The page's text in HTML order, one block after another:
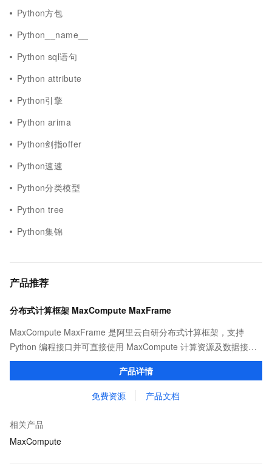
Python方包
Python__name__
Python sql语句
Python attribute
Python引擎
Python arima
Python剑指offer
Python速速
Python分类模型
Python tree
Python集锦
产品推荐
分布式计算框架 MaxCompute MaxFrame
MaxCompute MaxFrame 是阿里云自研分布式计算框架，支持
Python 编程接口并可直接使用 MaxCompute 计算资源及数据接
口，与 MaxCompute Notebook、镜像管理等功能共同构成
MaxCompute 完整 Python 开发生态。
产品详情
免费资源 产品文档
相关产品
MaxCompute